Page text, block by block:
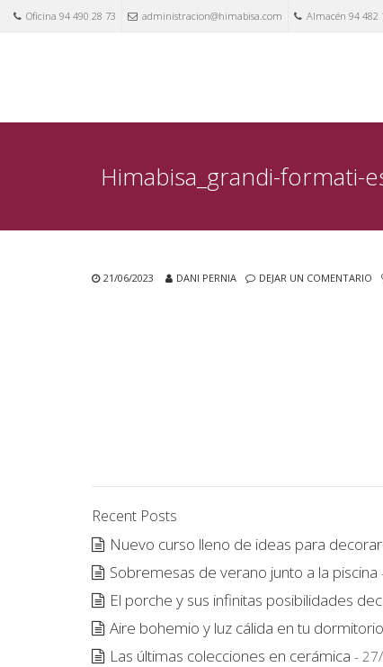
Oficina 94 490 28 73 administracion@himabisa.com Almacén 94 482
Himabisa_grandi-formati-
21/06/2023 DANI PERNIA DEJAR UN COMENTARIO
Recent Posts
Nuevo curso lleno de ideas para
Sobremesas de verano junto a la piscina
El porche y sus infinitas posibilidades
Aire bohemio y luz cálida en tu dormitorio
Las últimas colecciones en cerámica -